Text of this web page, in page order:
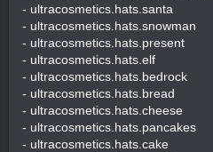
- ultracosmetics.hats.santa
- ultracosmetics.hats.snowman
- ultracosmetics.hats.present
- ultracosmetics.hats.elf
- ultracosmetics.hats.bedrock
- ultracosmetics.hats.bread
- ultracosmetics.hats.cheese
- ultracosmetics.hats.pancakes
- ultracosmetics.hats.cake